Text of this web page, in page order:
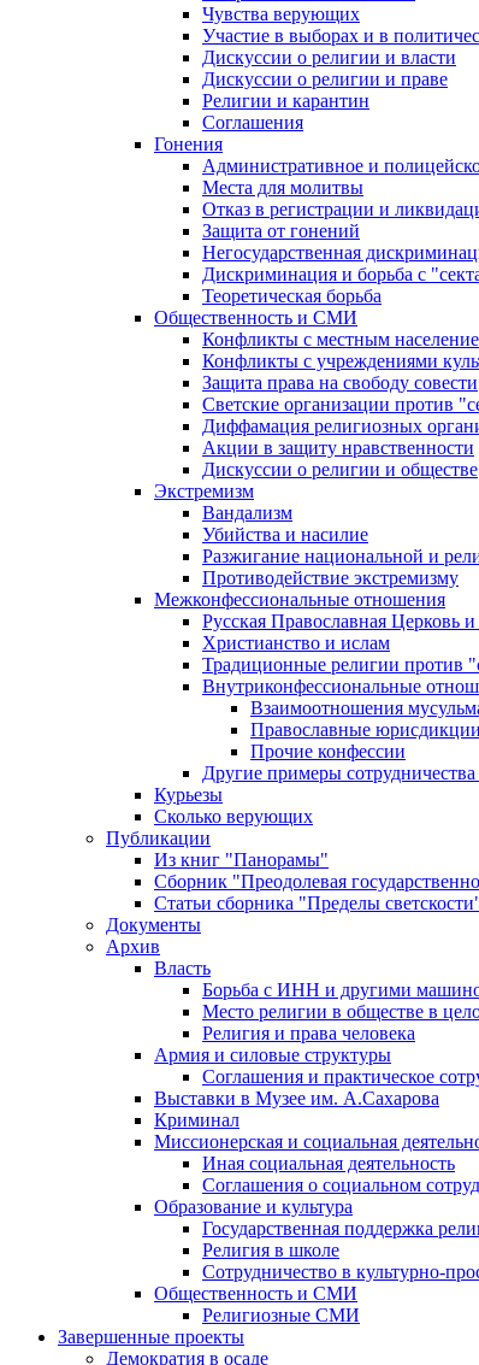
Чувства верующих
Участие в выборах и в
Дискуссии о религии и власти
Дискуссии о религии и праве
Религии и карантин
Соглашения
Гонения
Административное и
Места для молитвы
Отказ в регистрации и
Защита от гонений
Негосударственная
Дискриминация и борьба с
Теоретическая борьба
Общественность и СМИ
Конфликты с местным
Конфликты с учреждениями
Защита права на свободу совести
Светские организации против
Диффамация религиозных
Акции в защиту нравственности
Дискуссии о религии и обществе
Экстремизм
Вандализм
Убийства и насилие
Разжигание национальной и
Противодействие экстремизму
Межконфессиональные отношения
Русская Православная Церковь
Христианство и ислам
Традиционные религии против
Внутриконфессиональные
Взаимоотношения
Православные юрисдикции
Прочие конфессии
Другие примеры
Курьезы
Сколько верующих
Публикации
Из книг "Панорамы"
Сборник "Преодолевая
Статьи сборника "Пределы
Документы
Архив
Власть
Борьба с ИНН и другими
Место религии в обществе в
Религия и права человека
Армия и силовые структуры
Соглашения и практическое
Выставки в Музее им. А.Сахарова
Криминал
Миссионерская и социальная
Иная социальная деятельность
Соглашения о социальном
Образование и культура
Государственная поддержка
Религия в школе
Сотрудничество в культурно-
Общественность и СМИ
Религиозные СМИ
Завершенные проекты
Демократия в осаде